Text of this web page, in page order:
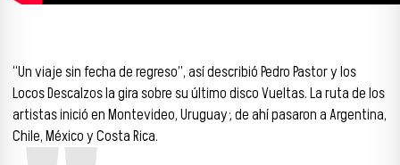
“Un viaje sin fecha de regreso”, así describió Pedro Pastor y los
Locos Descalzos la gira sobre su último disco Vueltas. La ruta de los
artistas inició en Montevideo, Uruguay; de ahí pasaron a Argentina,
Chile, México y Costa Rica.